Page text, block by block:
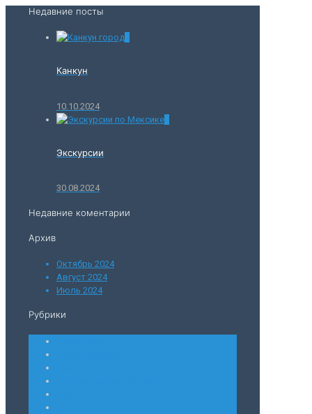
Недавние посты
Канкун
10.10.2024
Экскурсии
30.08.2024
Недавние коментарии
Архив
Октябрь 2024
Август 2024
Июль 2024
Рубрики